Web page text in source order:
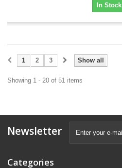
In Stock
Show all
1 2 3
Showing 1 - 20 of 51 items
Newsletter
Categories